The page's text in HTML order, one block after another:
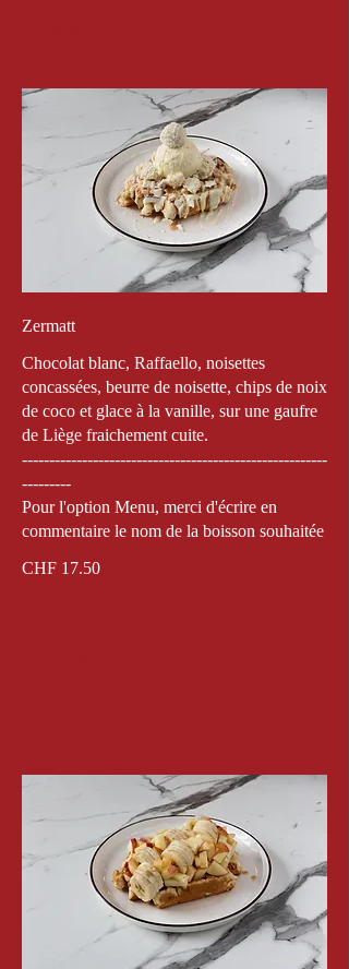
Zermatt
Chocolat blanc, Raffaello, noisettes
concassées, beurre de noisette, chips de noix
de coco et glace à la vanille, sur une gaufre
de Liège fraichement cuite.
--------------------------------------------------------
---------
Pour l'option Menu, merci d'écrire en
commentaire le nom de la boisson souhaitée
CHF 17.50